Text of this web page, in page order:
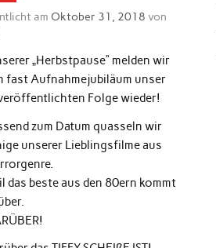
am Oktober 31, 2018 von
„Herbstpause“ melden wir
fast Aufnahmejubiläum unser
Folge wieder!
zum Datum quasseln wir
unserer Lieblingsfilme aus
das beste aus den 80ern kommt